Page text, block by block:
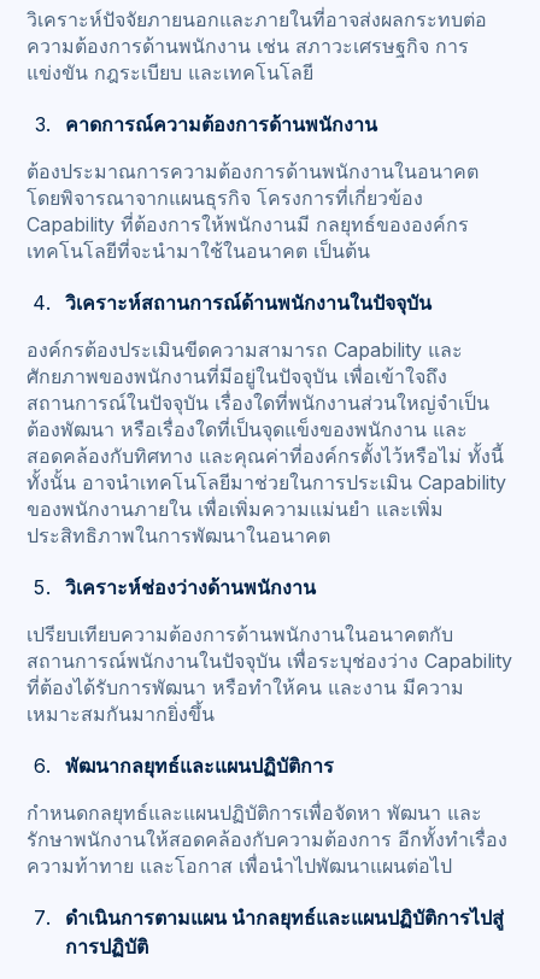
วิเคราะห์ปัจจัยภายนอกและภายในที่อาจส่งผลกระทบต่อ
ความต้องการด้านพนักงาน เช่น สภาวะเศรษฐกิจ การ
แข่งขัน กฎระเบียบ และเทคโนโลยี
คาดการณ์ความต้องการด้านพนักงาน
ต้องประมาณการความต้องการด้านพนักงานในอนาคต
โดยพิจารณาจากแผนธุรกิจ โครงการที่เกี่ยวข้อง
Capability ที่ต้องการให้พนักงานมี กลยุทธ์ขององค์กร
เทคโนโลยีที่จะนำมาใช้ในอนาคต เป็นต้น
วิเคราะห์สถานการณ์ด้านพนักงานในปัจจุบัน
องค์กรต้องประเมินขีดความสามารถ Capability และ
ศักยภาพของพนักงานที่มีอยู่ในปัจจุบัน เพื่อเข้าใจถึง
สถานการณ์ในปัจจุบัน เรื่องใดที่พนักงานส่วนใหญ่จำเป็น
ต้องพัฒนา หรือเรื่องใดที่เป็นจุดแข็งของพนักงาน และ
สอดคล้องกับทิศทาง และคุณค่าที่องค์กรตั้งไว้หรือไม่ ทั้งนี้
ทั้งนั้น อาจนำเทคโนโลยีมาช่วยในการประเมิน Capability
ของพนักงานภายใน เพื่อเพิ่มความแม่นยำ และเพิ่ม
ประสิทธิภาพในการพัฒนาในอนาคต
วิเคราะห์ช่องว่างด้านพนักงาน
เปรียบเทียบความต้องการด้านพนักงานในอนาคตกับ
สถานการณ์พนักงานในปัจจุบัน เพื่อระบุช่องว่าง Capability
ที่ต้องได้รับการพัฒนา หรือทำให้คน และงาน มีความ
เหมาะสมกันมากยิ่งขึ้น
พัฒนากลยุทธ์และแผนปฏิบัติการ
กำหนดกลยุทธ์และแผนปฏิบัติการเพื่อจัดหา พัฒนา และ
รักษาพนักงานให้สอดคล้องกับความต้องการ อีกทั้งทำเรื่อง
ความท้าทาย และโอกาส เพื่อนำไปพัฒนาแผนต่อไป
ดำเนินการตามแผน นำกลยุทธ์และแผนปฏิบัติการไปสู่
การปฏิบัติ